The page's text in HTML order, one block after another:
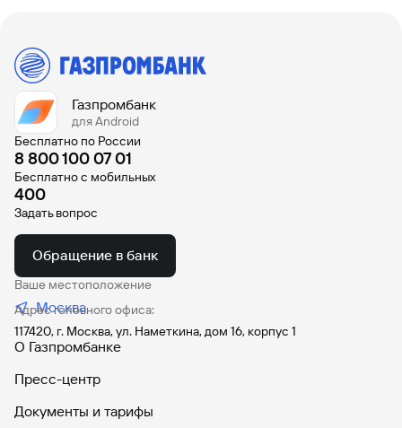
Газпромбанк
для Android
Бесплатно по России
8 800 100 07 01
Бесплатно с мобильных
400
Задать вопрос
Обращение в банк
Ваше местоположение
Москва
Адрес головного офиса:
117420, г. Москва, ул. Наметкина, дом 16, корпус 1
О Газпромбанке
Пресс-центр
Документы и тарифы